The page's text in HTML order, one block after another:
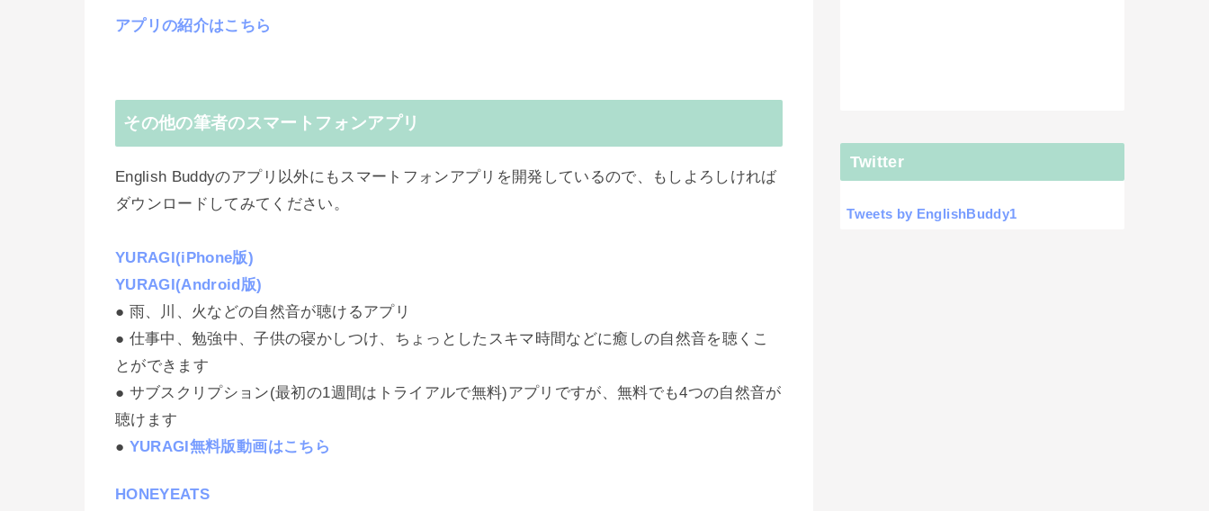
アプリの紹介はこちら
その他の筆者のスマートフォンアプリ
English Buddyのアプリ以外にもスマートフォンアプリを開発しているので、もしよろしければ
ダウンロードしてみてください。
YURAGI(iPhone版)
YURAGI(Android版)
● 雨、川、火などの自然音が聴けるアプリ
● 仕事中、勉強中、子供の寝かしつけ、ちょっとしたスキマ時間などに癒しの自然音を聴くこ
とができます
● サブスクリプション(最初の1週間はトライアルで無料)アプリですが、無料でも4つの自然音が
聴けます
● YURAGI無料版動画はこちら
HONEYEATS
Twitter
Tweets by EnglishBuddy1